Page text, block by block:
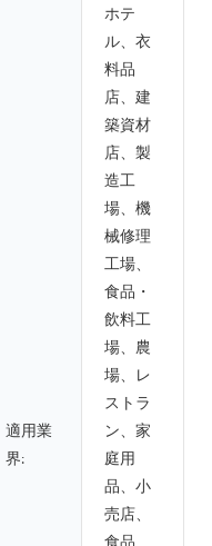
適用業
界:
ホテ
ル、衣
料品
店、建
築資材
店、製
造工
場、機
械修理
工場、
食品・
飲料工
場、農
場、レ
ストラ
ン、家
庭用
品、小
売店、